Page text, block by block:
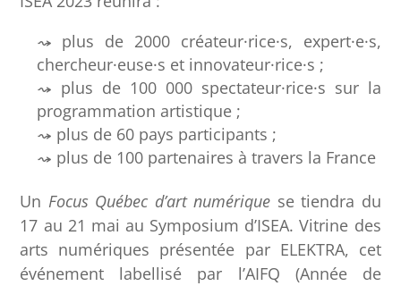
plus de 2000 créateur·rice·s, expert·e·s,
chercheur·euse·s et innovateur·rice·s ;
plus de 100 000 spectateur·rice·s sur la
programmation artistique ;
plus de 60 pays participants ;
plus de 100 partenaires à travers la France
Un Focus Québec d’art numérique se tiendra du
17 au 21 mai au Symposium d’ISEA. Vitrine des
arts numériques présentée par ELEKTRA, cet
événement labellisé par l’AIFQ (Année de